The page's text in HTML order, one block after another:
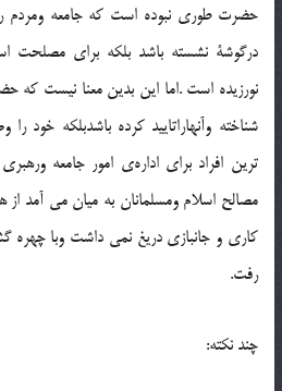
حضرت طوري نبوده است كه جامعه ومردم
درگوشة نشسته باشد بلكه براي مصلحت
نورزيده است .اما اين بدين معنا نيست كه
شناخته وآنهاراتاييد كرده باشدبلكه خود
ترين افراد براي اداره‌ي امور جامعه
مصالح اسلام ومسلمانان به ميان مي آمد
كاري و جانبازي دريغ نمي داشت وبا چهره
رفت.
چند نكته: